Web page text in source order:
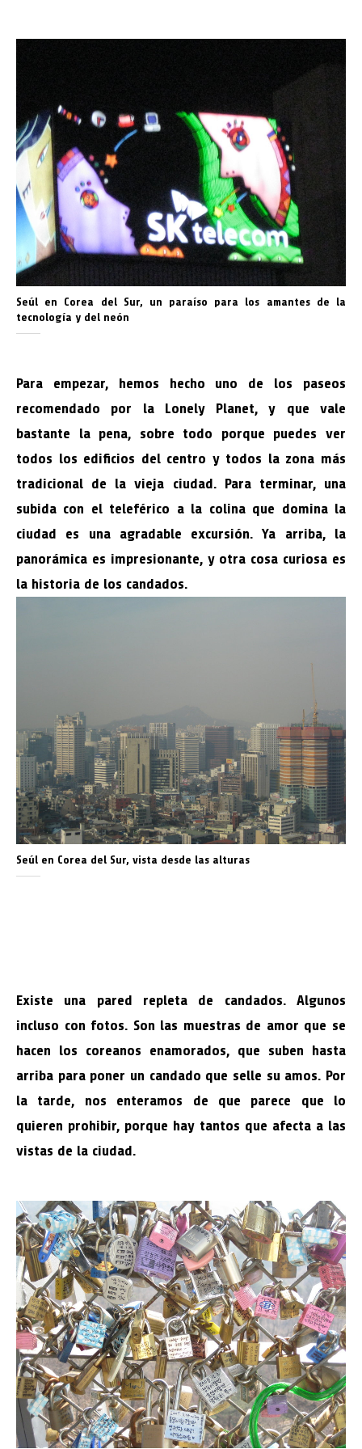
Seúl en Corea del Sur, un paraíso para los amantes de la
tecnología y del neón
Para empezar, hemos hecho uno de los paseos
recomendado por la Lonely Planet, y que vale
bastante la pena, sobre todo porque puedes ver
todos los edificios del centro y todos la zona más
tradicional de la vieja ciudad. Para terminar, una
subida con el teleférico a la colina que domina la
ciudad es una agradable excursión. Ya arriba, la
panorámica es impresionante, y otra cosa curiosa es
la historia de los candados.
Seúl en Corea del Sur, vista desde las alturas
Existe una pared repleta de candados. Algunos
incluso con fotos. Son las muestras de amor que se
hacen los coreanos enamorados, que suben hasta
arriba para poner un candado que selle su amos. Por
la tarde, nos enteramos de que parece que lo
quieren prohibir, porque hay tantos que afecta a las
vistas de la ciudad.